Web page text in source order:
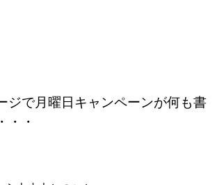
ジで月曜日キャンペーンが何も書
・・